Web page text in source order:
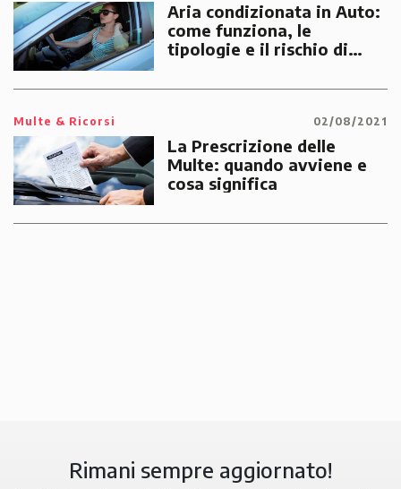
Aria condizionata in Auto:
come funziona, le
tipologie e il rischio di
Multe & Ricorsi 02/08/2021
La Prescrizione delle
Multe: quando avviene e
cosa significa
Rimani sempre aggiornato!